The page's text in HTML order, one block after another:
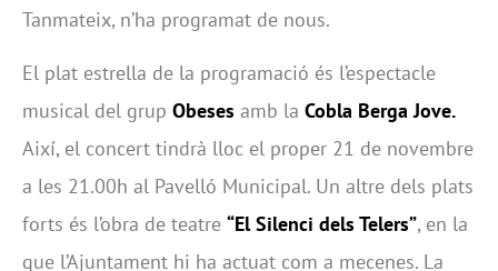
Tanmateix, n’ha programat de nous.
El plat estrella de la programació és l’espectacle
musical del grup Obeses amb la Cobla Berga Jove.
Així, el concert tindrà lloc el proper 21 de novembre
a les 21.00h al Pavelló Municipal. Un altre dels plats
forts és l’obra de teatre “El Silenci dels Telers”, en la
que l’Ajuntament hi ha actuat com a mecenes. La